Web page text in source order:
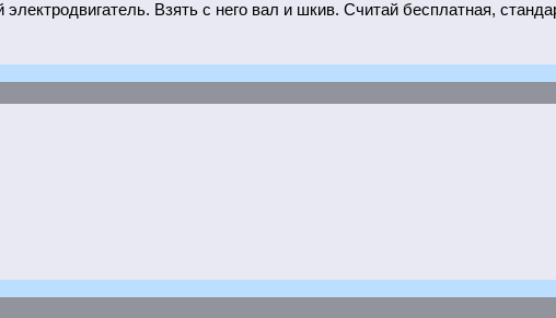
Взять с него вал и шкив. Считай бесплатная,